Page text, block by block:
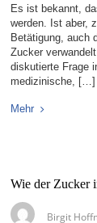
Es ist bekannt,
werden. Ist aber,
Betätigung, auch
Zucker
diskutierte Frage
medizinische, […]
Mehr
Wie der Zucker
Birgit